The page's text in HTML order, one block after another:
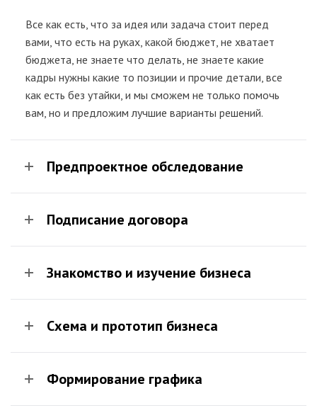
Все как есть, что за идея или задача стоит перед
вами, что есть на руках, какой бюджет, не хватает
бюджета, не знаете что делать, не знаете какие
кадры нужны какие то позиции и прочие детали, все
как есть без утайки, и мы сможем не только помочь
вам, но и предложим лучшие варианты решений.
Предпроектное обследование
Подписание договора
Знакомство и изучение бизнеса
Схема и прототип бизнеса
Формирование графика